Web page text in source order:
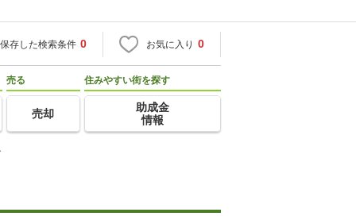
保存した検索条件 0 お気に入り 0
売る
売却
住みやすい街を探す
助成金
情報